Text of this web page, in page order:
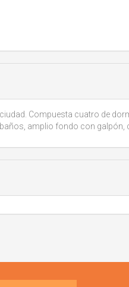
Compuesta cuatro de
amplio fondo con galpón,